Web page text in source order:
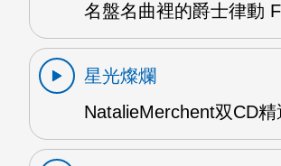
名盤名曲裡的爵士律動
星光燦爛
NatalieMerchent双CD精